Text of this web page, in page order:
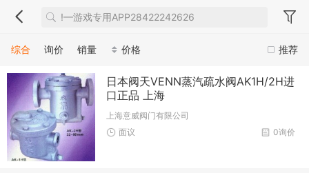
推荐
综合 询价 销量 价格
日本阀天VENN蒸汽疏水阀AK1H/2H进
口正品 上海
上海意威阀门有限公司
0询价
面议